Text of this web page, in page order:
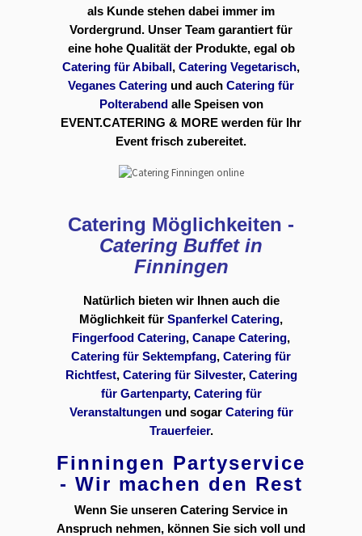
als Kunde stehen dabei immer im
Vordergrund. Unser Team garantiert für
eine hohe Qualität der Produkte, egal ob
Catering für Abiball , Catering Vegetarisch,
Veganes Catering und auch Catering für
Polterabend alle Speisen von
EVENT.CATERING & MORE werden für Ihr
Event frisch zubereitet.
Catering Möglichkeiten -
Catering Buffet in
Finningen
Natürlich bieten wir Ihnen auch die
Möglichkeit für Spanferkel Catering,
Fingerfood Catering, Canape Catering,
Catering für Sektempfang, Catering für
Richtfest, Catering für Silvester, Catering
für Gartenparty, Catering für
Veranstaltungenund sogar Catering für
Trauerfeier.
Finningen Partyservice
- Wir machen den Rest
Wenn Sie unseren Catering Service in
Anspruch nehmen, können Sie sich voll und